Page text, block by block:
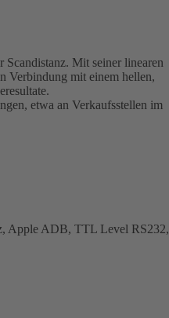
Mit seiner linearen
Verbindung mit einem hellen,
etwa an Verkaufsstellen im
Apple ADB, TTL Level RS232,